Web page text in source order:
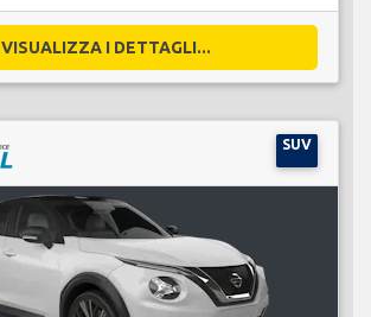
VISUALIZZA I DETTAGLI...
SUV